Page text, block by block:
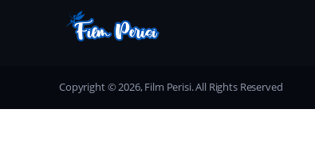
Copyright © 2026, Film Perisi. All Rights Reserved